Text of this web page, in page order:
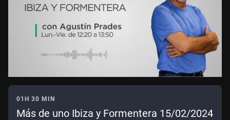
01H 30 MIN
Más de uno Ibiza y Formentera 15/02/2024